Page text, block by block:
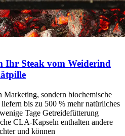
Ihr Steak vom Weiderind
sondern biochemische
bis zu 500 % mehr natürliches
Tage Getreidefütterung
CLA-Kapseln enthalten andere
und können